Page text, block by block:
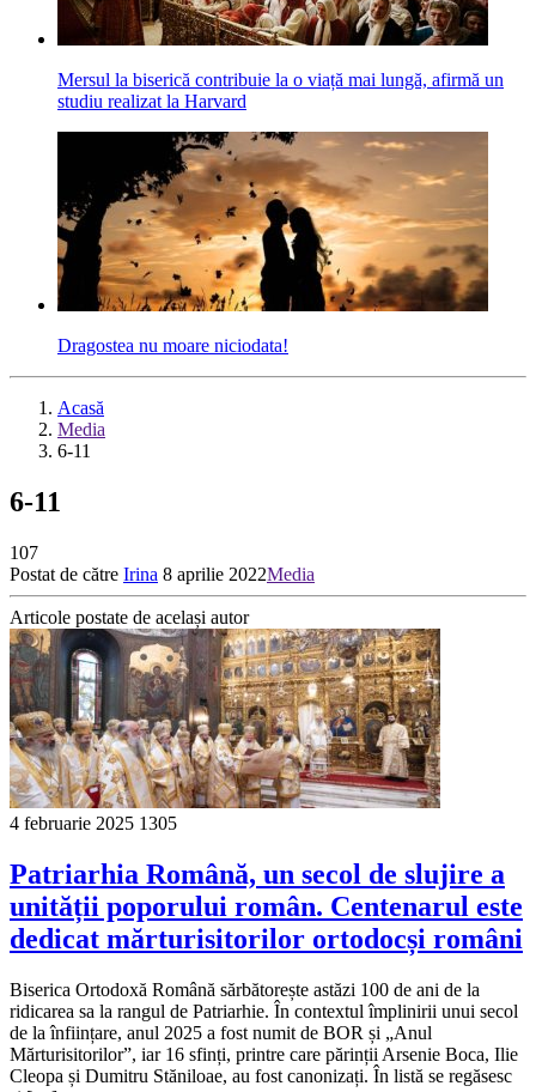
Mersul la biserică contribuie la o viață mai lungă, afirmă un
studiu realizat la Harvard
Dragostea nu moare niciodata!
Acasă
Media
6-11
6-11
107
Postat de către Irina 8 aprilie 2022Media
Articole postate de același autor
4 februarie 2025 1305
Patriarhia Română, un secol de slujire a
unității poporului român. Centenarul este
dedicat mărturisitorilor ortodocși români
Biserica Ortodoxă Română sărbătorește astăzi 100 de ani de la
ridicarea sa la rangul de Patriarhie. În contextul împlinirii unui secol
de la înființare, anul 2025 a fost numit de BOR și „Anul
Mărturisitorilor”, iar 16 sfinți, printre care părinții Arsenie Boca, Ilie
Cleopa și Dumitru Stăniloae, au fost canonizați. În listă se regăsesc